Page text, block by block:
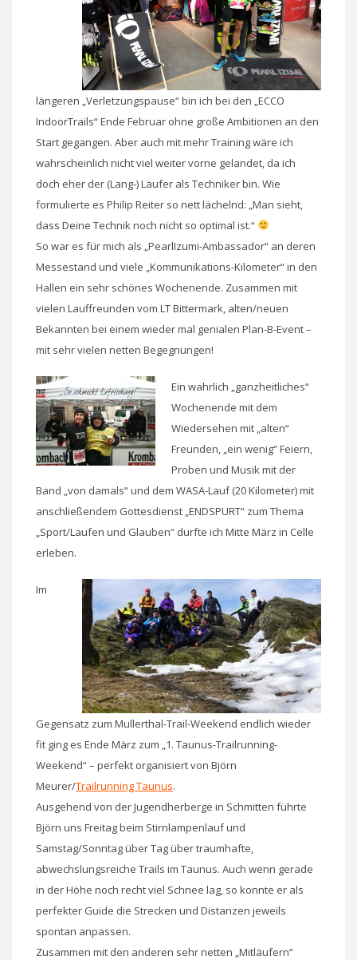
längeren „Verletzungspause“ bin ich bei den „ECCO
IndoorTrails“ Ende Februar ohne große Ambitionen an den
Start gegangen. Aber auch mit mehr Training wäre ich
wahrscheinlich nicht viel weiter vorne gelandet, da ich
doch eher der (Lang-) Läufer als Techniker bin. Wie
formulierte es Philip Reiter so nett lächelnd: „Man sieht,
dass Deine Technik noch nicht so optimal ist.“
So war es für mich als „PearlIzumi-Ambassador“ an deren
Messestand und viele „Kommunikations-Kilometer“ in den
Hallen ein sehr schönes Wochenende. Zusammen mit
vielen Lauffreunden vom LT Bittermark, alten/neuen
Bekannten bei einem wieder mal genialen Plan-B-Event –
mit sehr vielen netten Begegnungen!
Ein wahrlich „ganzheitliches“
Wochenende mit dem
Wiedersehen mit „alten“
Freunden, „ein wenig“ Feiern,
Proben und Musik mit der
Band „von damals“ und dem WASA-Lauf (20 Kilometer) mit
anschließendem Gottesdienst „ENDSPURT“ zum Thema
„Sport/Laufen und Glauben“ durfte ich Mitte März in Celle
erleben.
Im
Gegensatz zum Mullerthal-Trail-Weekend endlich wieder
fit ging es Ende März zum „1. Taunus-Trailrunning-
Weekend“ – perfekt organisiert von Björn
Meurer/Trailrunning Taunus.
Ausgehend von der Jugendherberge in Schmitten führte
Björn uns Freitag beim Stirnlampenlauf und
Samstag/Sonntag über Tag über traumhafte,
abwechslungsreiche Trails im Taunus. Auch wenn gerade
in der Höhe noch recht viel Schnee lag, so konnte er als
perfekter Guide die Strecken und Distanzen jeweils
spontan anpassen.
Zusammen mit den anderen sehr netten „Mitläufern“